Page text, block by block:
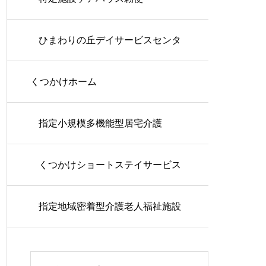
ひまわりの丘デイサービスセンタ
ー
くつかけホーム
指定小規模多機能型居宅介護
くつかけショートステイサービス
指定地域密着型介護老人福祉施設